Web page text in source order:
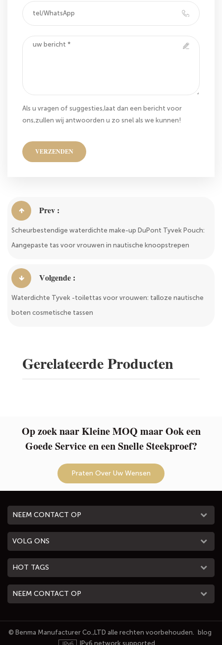
Als u vragen of suggesties,laat dan een bericht voor
ons,zullen wij antwoorden u zo snel als we kunnen!
VERZENDEN
Prev :
Scheurbestendige waterdichte make-up DuPont Tyvek Pouch:
Aangepaste tas voor vrouwen in nautische knoopstrepen
Volgende :
Waterdichte Tyvek -toilettas voor vrouwen: talloze nautische
boten cosmetische tassen
Gerelateerde Producten
Op zoek naar Kleine MOQ maar Ook een
Goede Service en een Snelle Steekproef?
Praten Over Uw Wensen
NEEM CONTACT OP
VOLG ONS
HOT TAGS
NEEM CONTACT OP
© Benma Manufacturer Co.,LTD alle rechten voorbehouden.
blog
IPv6 network supported